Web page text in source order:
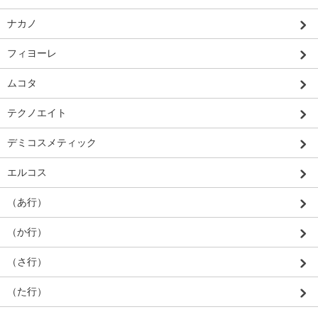
ナカノ
フィヨーレ
ムコタ
テクノエイト
デミコスメティック
エルコス
（あ行）
（か行）
（さ行）
（た行）